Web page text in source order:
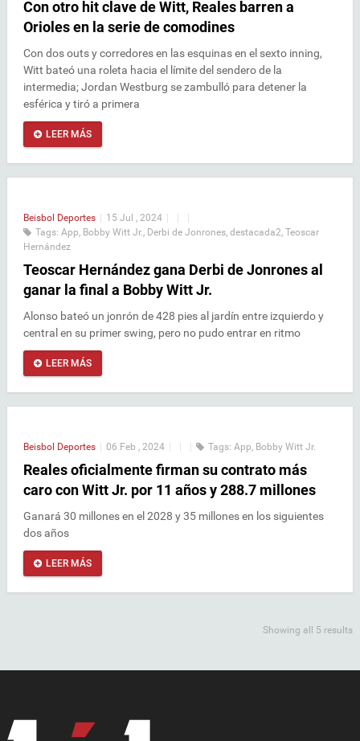
Con otro hit clave de Witt, Reales barren a
Orioles en la serie de comodines
Con dos outs y corredores en las esquinas en el sexto inning,
Witt bateó una roleta hacia el límite del sendero de la
intermedia; Jordan Westburg se zambulló para detener la
esférica y tiró a primera
LEER MÁS
Beisbol Deportes | 15 Jul , 2024 | |
|
Tags: App Bobby Witt Jr. Derbi de Jonrones destacada2 Teoscar
Hernández
Teoscar Hernández gana Derbi de Jonrones al
ganar la final a Bobby Witt Jr.
Alonso bateó un jonrón de 428 pies al jardín entre izquierdo y
central en su primer swing, pero no pudo entrar en ritmo
LEER MÁS
Beisbol Deportes | 06 Feb , 2024 | | | Tags: App Bobby Witt Jr.
Reales oficialmente firman su contrato más
caro con Witt Jr. por 11 años y 288.7 millones
Ganará 30 millones en el 2028 y 35 millones en los siguientes
dos años
LEER MÁS
Showing all 5 results